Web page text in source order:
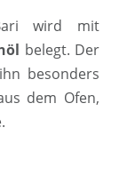
wird mit
belegt. Der
besonders
dem Ofen,